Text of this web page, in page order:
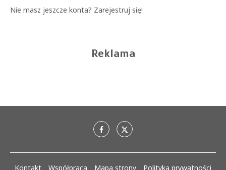
Nie masz jeszcze konta? Zarejestruj się!
Reklama
Kontakt Współpraca Mapa strony
Polityka prywatności